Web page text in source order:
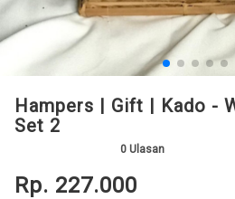
Hampers | Gift | Kado -
Set 2
0 Ulasan
Rp. 227.000